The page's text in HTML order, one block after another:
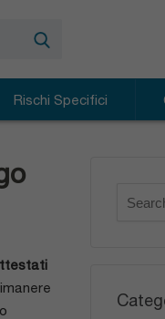
Rischi Specifici
Atmosfere Esplosive
Corso Stress Lavoro Correlato